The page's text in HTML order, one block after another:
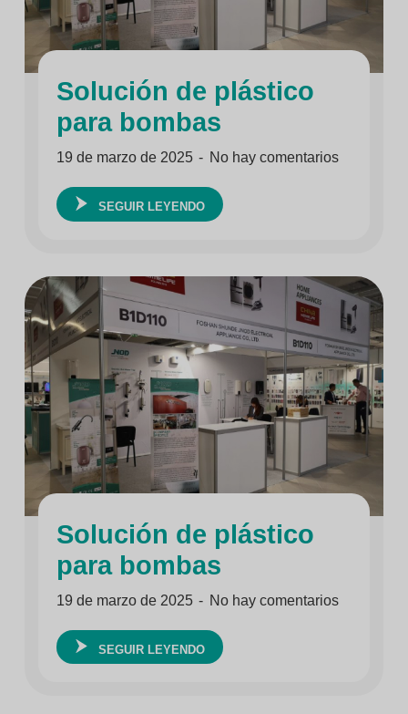
Solución de plástico
para bombas
19 de marzo de 2025 No hay comentarios
SEGUIR LEYENDO
Solución de plástico
para bombas
19 de marzo de 2025 No hay comentarios
SEGUIR LEYENDO